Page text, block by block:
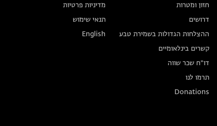
חזון ומטרות
דרושים
ההצלחות הגדולות בשמירת טבע
קשרים בינלאומיים
דו״ח שכר שווה
תרמו לנו
Donations
מדיניות פרטיות
תנאי שימוש
English